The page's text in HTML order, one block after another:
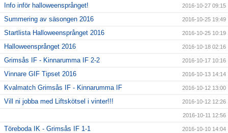
Info inför halloweensprånget! 2016-10-27 09:15
Summering av säsongen 2016 2016-10-25 19:49
Startlista Halloweensprånget 2016 2016-10-25 10:19
Halloweensprånget 2016 2016-10-18 02:16
Grimsås IF - Kinnarumma IF 2-2 2016-10-17 10:16
Vinnare GIF Tipset 2016 2016-10-13 14:14
Kvalmatch Grimsås IF - Kinnarumma IF 2016-10-12 13:00
Vill ni jobba med Liftskötsel i vinter!!! 2016-10-12 12:26
2016-10-11 12:56
Töreboda IK - Grimsås IF 1-1 2016-10-10 14:04